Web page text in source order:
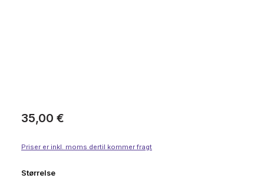
Almindelig pris:
35,00 €
Priser er inkl. moms dertil kommer fragt
Vælg
Størrelse